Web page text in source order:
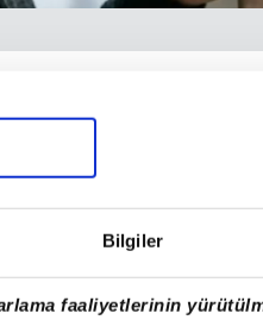
Bilgiler
faaliyetlerinin
algısı
göre plastik cerrahlar
yüz
simetri, pürüzsüz cilt,
ön planda.
sadece bir
Oysa bu düzeyde